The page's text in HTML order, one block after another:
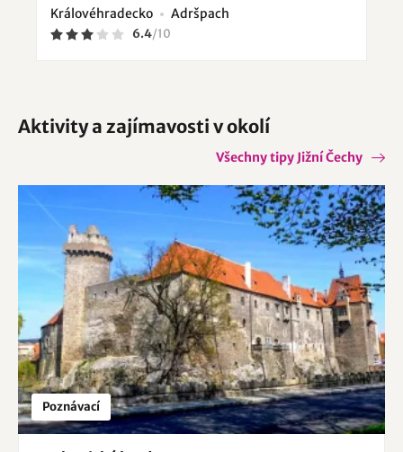
Královéhradecko Adršpach
6.4/10
Aktivity a zajímavosti v okolí
Všechny tipy Jižní Čechy
Poznávací